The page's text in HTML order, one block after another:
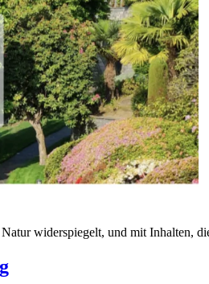
widerspiegelt, und mit Inhalten,